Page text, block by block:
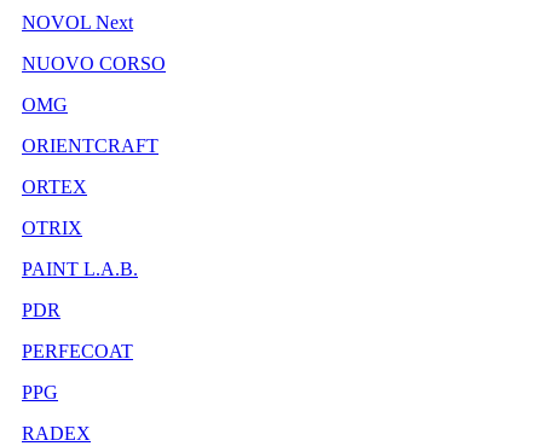
NOVOL Next
NUOVO CORSO
OMG
ORIENTCRAFT
ORTEX
OTRIX
PAINT L.A.B.
PDR
PERFECOAT
PPG
RADEX